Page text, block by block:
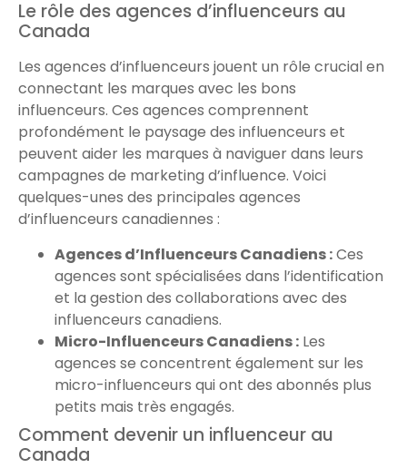
Le rôle des agences d’influenceurs au
Canada
Les agences d’influenceurs jouent un rôle crucial en
connectant les marques avec les bons
influenceurs. Ces agences comprennent
profondément le paysage des influenceurs et
peuvent aider les marques à naviguer dans leurs
campagnes de marketing d’influence. Voici
quelques-unes des principales agences
d’influenceurs canadiennes :
Agences d’Influenceurs Canadiens :Ces
agences sont spécialisées dans l’identification
et la gestion des collaborations avec des
influenceurs canadiens.
Micro-Influenceurs Canadiens : Les
agences se concentrent également sur les
micro-influenceurs qui ont des abonnés plus
petits mais très engagés.
Comment devenir un influenceur au
Canada